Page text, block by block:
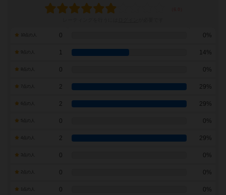
0 0%
1 14%
0 0%
7点の人 2 29%
2 29%
0 0%
2 29%
0 0%
0 0%
0 0%